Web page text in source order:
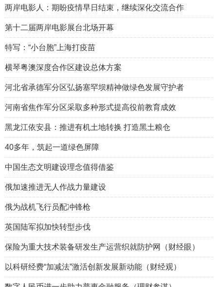
两岸电影人：期盼疫情早日结束，继续深化交流合作
第十二届两岸电影展台北场开幕
特写：“小台胞”上海打疫苗
横琴粤澳深度合作区建设总体方案
河北省承德军分区弘扬塞罕坝精神做绿色发展守护者
河南省焦作军分区采取多种形式提高役前教育成效
黑龙江依安县：推进有机土地转换 打造黑土粮仓
40多年，筑起一道绿色屏障
中国生态文明建设理念值得借鉴
俄加速推进无人作战力量建设
俄为战机飞行员配冲锋枪
英国陆军拟加快转型步伐
保险为重大技术装备研发生产运营织就防护网（财经眼）
以科研经费“加减法”激活创新发展新动能（财经观）